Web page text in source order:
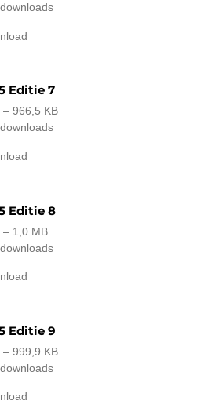
Editie 7
– 966,5 KB
Editie 8
– 1,0 MB
Editie 9
– 999,9 KB